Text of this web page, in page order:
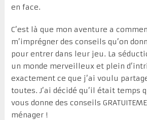
en face.
C’est là que mon aventure a
m’imprégner des conseils qu’on
pour entrer dans leur jeu. La
un monde merveilleux et plein
exactement ce que j’ai voulu
toutes. J’ai décidé qu’il était temps
vous donne des conseils
ménager !